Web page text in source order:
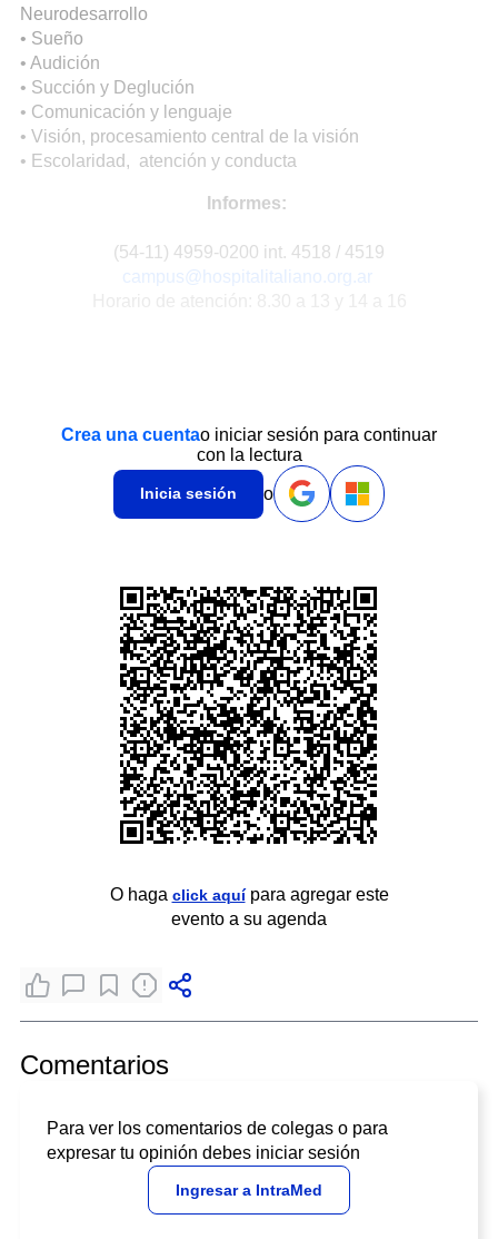
Neurodesarrollo
• Sueño
• Audición
• Succión y Deglución
• Comunicación y lenguaje
• Visión, procesamiento central de la visión
• Escolaridad, atención y conducta
Informes:
(54-11) 4959-0200 int. 4518 / 4519
campus@hospitalitaliano.org.ar
Crea una cuentao iniciar sesión para continuar
con la lectura
Inicia sesión o
O haga click aquípara agregar este
evento a su agenda
Comentarios
Para ver los comentarios de colegas o para
expresar tu opinión debes iniciar sesión
Ingresar a IntraMed